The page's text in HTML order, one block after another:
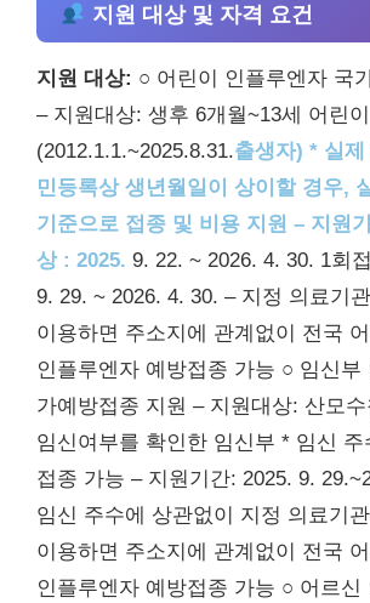
지원 대상 및 자격 요건
지원 대상: ○ 어린이 인플루엔자 국
– 지원대상: 생후 6개월~13세 어린이
(2012.1.1.~2025.8.31.출생자) * 실
민등록상 생년월일이 상이할 경우,
기준으로 접종 및 비용 지원 – 지원
상 : 2025. 9. 22. ~ 2026. 4. 30. 1회
9. 29. ~ 2026. 4. 30. – 지정 의료기
이용하면 주소지에 관계없이 전국
인플루엔자 예방접종 가능 ○ 임신부
가예방접종 지원 – 지원대상: 산모
임신여부를 확인한 임신부 * 임신 주
접종 가능 – 지원기간: 2025. 9.
임신 주수에 상관없이 지정 의료기
이용하면 주소지에 관계없이 전국
인플루엔자 예방접종 가능 ○ 어르신